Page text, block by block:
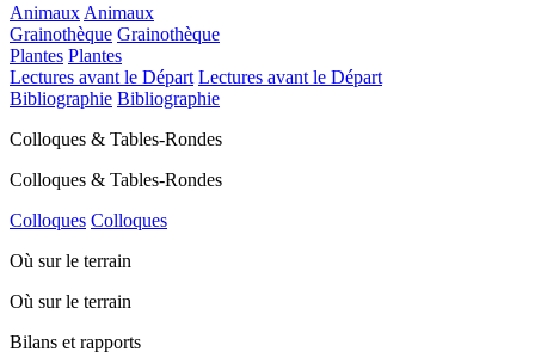
Animaux Animaux
Grainothèque Grainothèque
Plantes Plantes
Lectures avant le Départ Lectures avant le Départ
Bibliographie Bibliographie
Colloques & Tables-Rondes
Colloques & Tables-Rondes
Colloques Colloques
Où sur le terrain
Où sur le terrain
Bilans et rapports